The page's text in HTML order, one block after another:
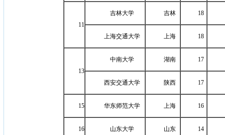
11
吉林大学 吉林 18
上海交通大学 上海 18
13
中南大学 湖南 17
西安交通大学 陕西 17
15 华东师范大学 上海 16
16 山东大学 山东 14